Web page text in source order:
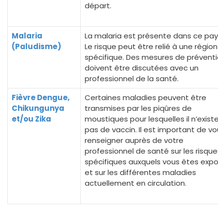
départ.
Malaria
(Paludisme)
La malaria est présente dans ce
Le risque peut être relié à une région
spécifique. Des mesures de
doivent être discutées avec un
professionnel de la santé.
Fièvre Dengue,
Chikungunya
et/ou Zika
Certaines maladies peuvent être
transmises par les piqûres de
moustiques pour lesquelles il
pas de vaccin. Il est important de
renseigner auprès de votre
professionnel de santé sur les
spécifiques auxquels vous êtes
et sur les différentes maladies
actuellement en circulation.